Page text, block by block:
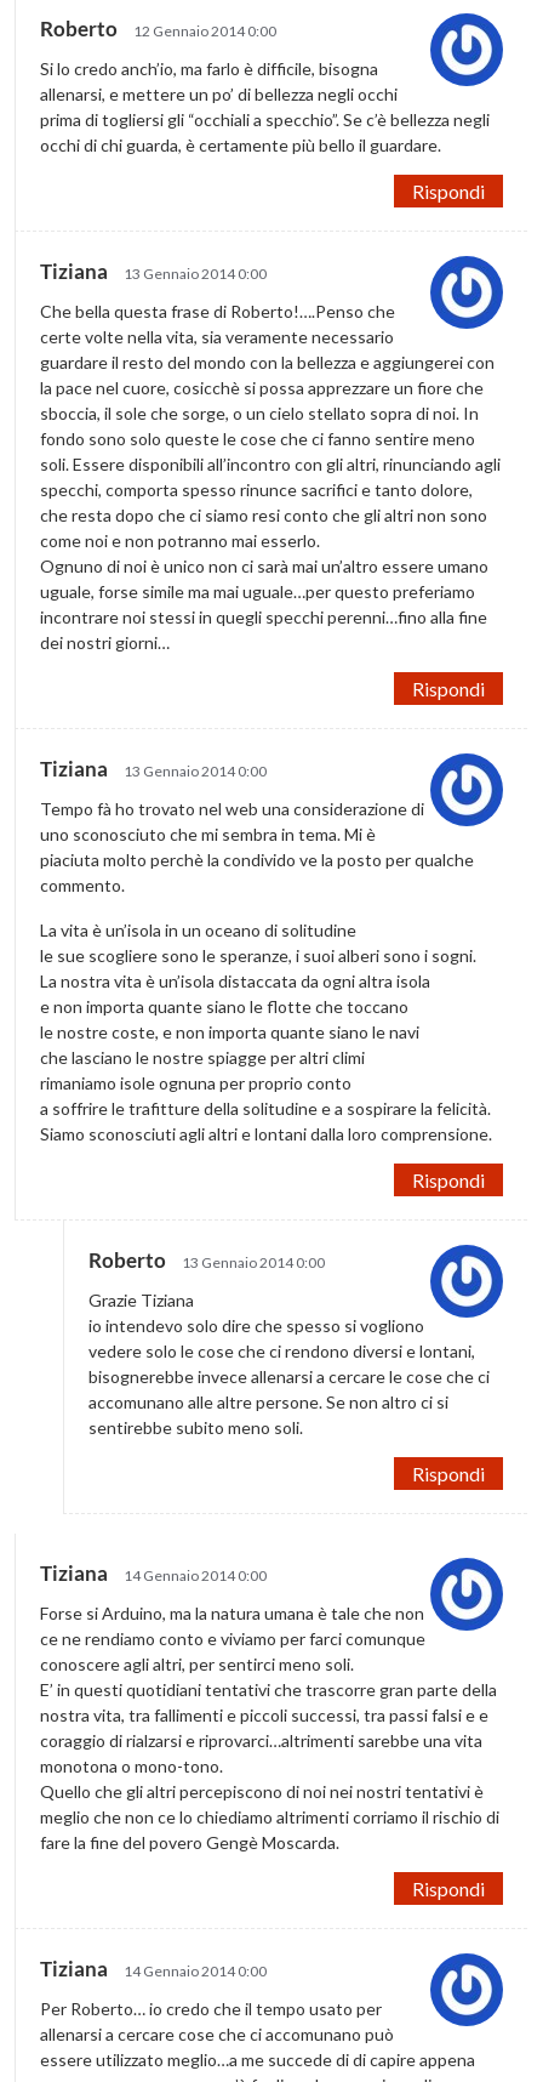
Roberto 12 Gennaio 2014 0:00
Si lo credo anch’io, ma farlo è difficile, bisogna
allenarsi, e mettere un po’ di bellezza negli occhi
prima di togliersi gli “occhiali a specchio”. Se c’è bellezza negli
occhi di chi guarda, è certamente più bello il guardare.
Rispondi
Tiziana 13 Gennaio 2014 0:00
Che bella questa frase di Roberto!….Penso che
certe volte nella vita, sia veramente necessario
guardare il resto del mondo con la bellezza e aggiungerei con
la pace nel cuore, cosicchè si possa apprezzare un fiore che
sboccia, il sole che sorge, o un cielo stellato sopra di noi. In
fondo sono solo queste le cose che ci fanno sentire meno
soli. Essere disponibili all’incontro con gli altri, rinunciando agli
specchi, comporta spesso rinunce sacrifici e tanto dolore,
che resta dopo che ci siamo resi conto che gli altri non sono
come noi e non potranno mai esserlo.
Ognuno di noi è unico non ci sarà mai un’altro essere umano
uguale, forse simile ma mai uguale…per questo preferiamo
incontrare noi stessi in quegli specchi perenni…fino alla fine
dei nostri giorni…
Rispondi
Tiziana 13 Gennaio 2014 0:00
Tempo fà ho trovato nel web una considerazione di
uno sconosciuto che mi sembra in tema. Mi è
piaciuta molto perchè la condivido ve la posto per qualche
commento.
La vita è un’isola in un oceano di solitudine
le sue scogliere sono le speranze, i suoi alberi sono i sogni.
La nostra vita è un’isola distaccata da ogni altra isola
e non importa quante siano le flotte che toccano
le nostre coste, e non importa quante siano le navi
che lasciano le nostre spiagge per altri climi
rimaniamo isole ognuna per proprio conto
a soffrire le trafitture della solitudine e a sospirare la felicità.
Siamo sconosciuti agli altri e lontani dalla loro comprensione.
Rispondi
Roberto 13 Gennaio 2014 0:00
Grazie Tiziana
io intendevo solo dire che spesso si vogliono
vedere solo le cose che ci rendono diversi e lontani,
bisognerebbe invece allenarsi a cercare le cose che ci
accomunano alle altre persone. Se non altro ci si
sentirebbe subito meno soli.
Rispondi
Tiziana 14 Gennaio 2014 0:00
Forse si Arduino, ma la natura umana è tale che non
ce ne rendiamo conto e viviamo per farci comunque
conoscere agli altri, per sentirci meno soli.
E’ in questi quotidiani tentativi che trascorre gran parte della
nostra vita, tra fallimenti e piccoli successi, tra passi falsi e e
coraggio di rialzarsi e riprovarci…altrimenti sarebbe una vita
monotona o mono-tono.
Quello che gli altri percepiscono di noi nei nostri tentativi è
meglio che non ce lo chiediamo altrimenti corriamo il rischio di
fare la fine del povero Gengè Moscarda.
Rispondi
Tiziana 14 Gennaio 2014 0:00
Per Roberto… io credo che il tempo usato per
allenarsi a cercare cose che ci accomunano può
essere utilizzato meglio…a me succede di di capire appena